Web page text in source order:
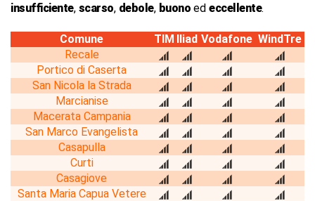
insufficiente, scarso, debole, buono ed eccellente.
Comune TIM Iliad Vodafone WindTre
Recale
Portico di Caserta
San Nicola la Strada
Marcianise
Macerata Campania
San Marco Evangelista
Casapulla
Curti
Casagiove
Santa Maria Capua Vetere